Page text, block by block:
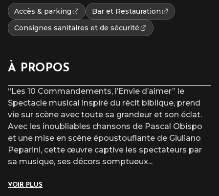
Accès & parking
Bar et Restauration
Consignes sanitaires et de sécurité
À PROPOS
“Les 10 Commandements, l’Envie d’aimer” le
Spectacle musical inspiré du récit biblique, prend
vie sur scène avec toute sa grandeur et son éclat.
Avec les inoubliables chansons de Pascal Obispo
et une mise en scène époustouflante de Giuliano
Peparini, cette œuvre captive les spectateurs par
sa musique, ses décors somptueux...
VOIR PLUS